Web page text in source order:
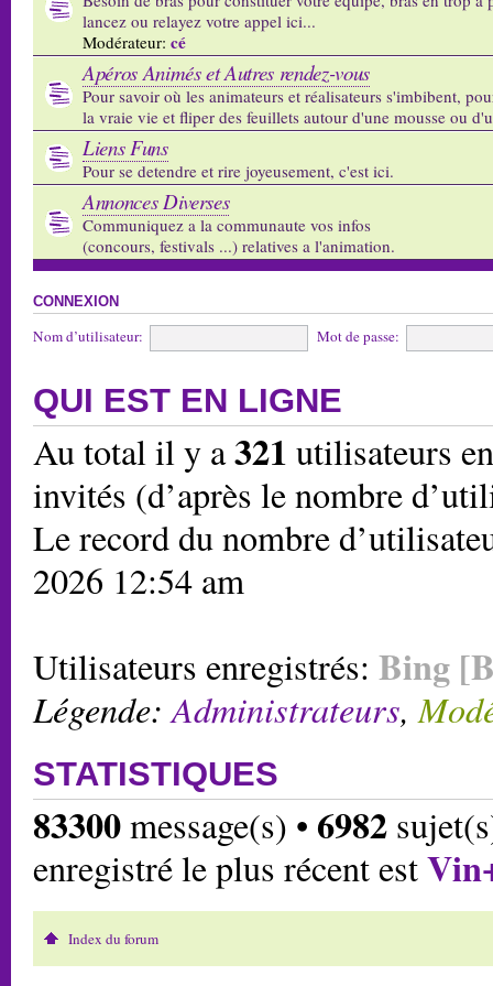
lancez ou relayez votre appel ici...
Modérateur: cé
Apéros Animés et Autres rendez-vous
Pour savoir où les animateurs et réalisateurs s'imbibent,
la vraie vie et fliper des feuillets autour d'une mousse ou
Liens Funs
Pour se detendre et rire joyeusement, c'est ici.
Annonces Diverses
Communiquez a la communaute vos infos
(concours, festivals ...) relatives a l'animation.
CONNEXION
Nom d’utilisateur: Mot de passe:
QUI EST EN LIGNE
Au total il y a321 utilisateurs
invités (d’après le nombre
Le record du nombre
2026 12:54 am
Utilisateurs enregistrés: Bing
Légende:Administrateurs,
STATISTIQUES
83300message(s) • 6982
enregistré le plus récent est
Index du forum